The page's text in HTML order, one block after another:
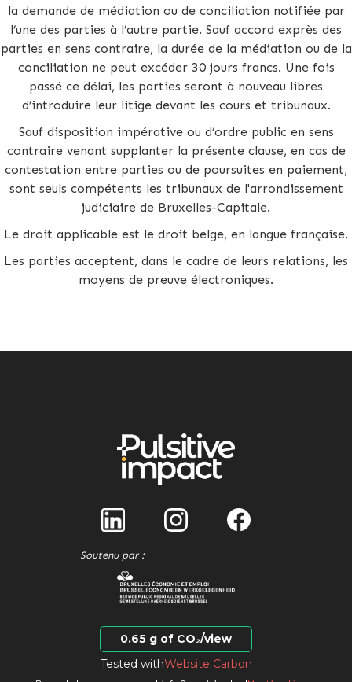
la demande de médiation ou de conciliation notifiée par
l’une des parties à l’autre partie. Sauf accord exprès des
parties en sens contraire, la durée de la médiation ou de la
conciliation ne peut excéder 30 jours francs. Une fois
passé ce délai, les parties seront à nouveau libres
d’introduire leur litige devant les cours et tribunaux.
Sauf disposition impérative ou d’ordre public en sens
contraire venant supplanter la présente clause, en cas de
contestation entre parties ou de poursuites en paiement,
sont seuls compétents les tribunaux de l'arrondissement
judiciaire de Bruxelles-Capitale.
Le droit applicable est le droit belge, en langue française.
Les parties acceptent, dans le cadre de leurs relations, les
moyens de preuve électroniques.
Soutenu par :
0.65 g of CO₂/view
Tested withWebsite Carbon